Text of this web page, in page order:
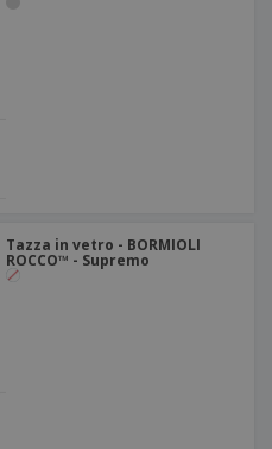
Tazza in vetro - BORMIOLI
ROCCO™ - Supremo